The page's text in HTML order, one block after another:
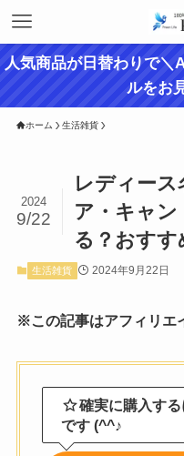
人気商品が日替わりで＼
ルをお
ホーム 生活雑貨
レディース
ア・キャン
る？おすす
2024
9/22
生活雑貨 2024年9月22日
※この記事はアフィリエ
確実に購入す
です (^^♪